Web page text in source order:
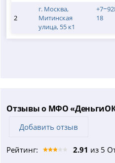
2
г. Москва,
Митинская
улица, 55 к1
18
Отзывы о МФО
Добавить отзыв
Рейтинг: 2.91 из 5